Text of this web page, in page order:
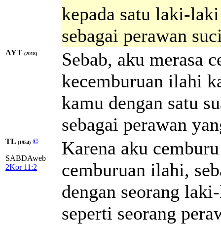
kepada satu laki-laki
sebagai perawan
AYT (2018)
Sebab, aku merasa
kecemburuan ilahi
kamu dengan satu
sebagai perawan
TL (1954) ©
SABDAweb
2Kor 11:2
Karena aku
cemburuan ilahi,
dengan seorang
seperti seorang